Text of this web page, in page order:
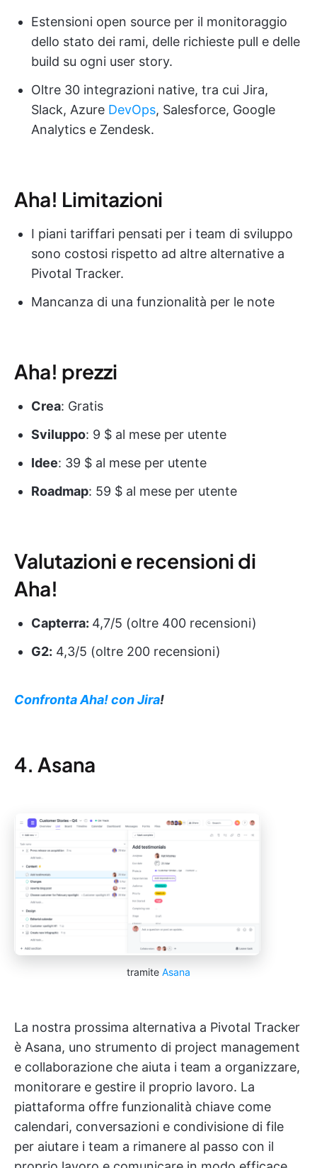
Estensioni open source per il monitoraggio
dello stato dei rami, delle richieste pull e delle
build su ogni user story.
Oltre 30 integrazioni native, tra cui Jira,
Slack, Azure DevOps, Salesforce, Google
Analytics e Zendesk.
Aha! Limitazioni
I piani tariffari pensati per i team di sviluppo
sono costosi rispetto ad altre alternative a
Pivotal Tracker.
Mancanza di una funzionalità per le note
Aha! prezzi
Crea: Gratis
Sviluppo: 9 $ al mese per utente
Idee: 39 $ al mese per utente
Roadmap: 59 $ al mese per utente
Valutazioni e recensioni di
Aha!
Capterra: 4,7/5 (oltre 400 recensioni)
G2: 4,3/5 (oltre 200 recensioni)
Confronta Aha! con Jira!
4. Asana
tramite Asana
La nostra prossima alternativa a Pivotal Tracker
è Asana, uno strumento di project management
e collaborazione che aiuta i team a organizzare,
monitorare e gestire il proprio lavoro. La
piattaforma offre funzionalità chiave come
calendari, conversazioni e condivisione di file
per aiutare i team a rimanere al passo con il